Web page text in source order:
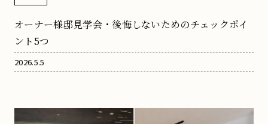
オーナー様邸見学会・後悔しないためのチェックポイ
ント5つ
2026.5.5